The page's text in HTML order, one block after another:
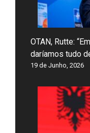
OTAN, Rutte:
daríamos tudo
19 de Junho, 2026